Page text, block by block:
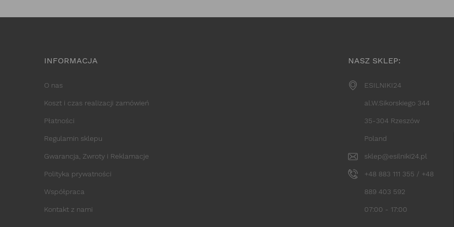
INFORMACJA
O nas
Koszt i czas realizacji zamówień
Płatności
Regulamin sklepu
Gwarancja, Zwroty i Reklamacje
Polityka prywatności
Współpraca
Kontakt z nami
NASZ SKLEP:
ESILNIKI24
al.W.Sikorskiego 344
35-304 Rzeszów
Poland
sklep@esilniki24.pl
+48 883 111 355 / +48
889 403 592
07:00 - 17:00